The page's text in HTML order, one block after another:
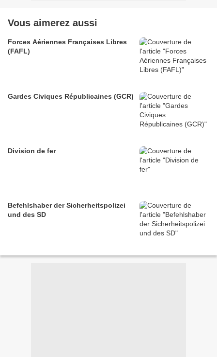
Vous aimerez aussi
Forces Aériennes Françaises Libres
(FAFL)
Gardes Civiques Républicaines (GCR)
Division de fer
Befehlshaber der Sicherheitspolizei
und des SD